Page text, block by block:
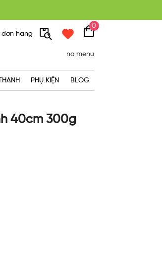
đơn hàng
0
no menu
PHỤ KIỆN BLOG
40cm 300g